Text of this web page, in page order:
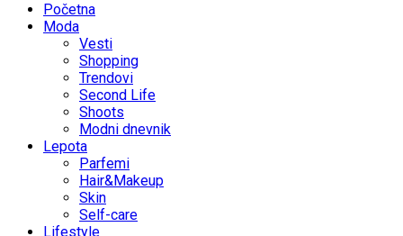
Početna
Moda
Vesti
Shopping
Trendovi
Second Life
Shoots
Modni dnevnik
Lepota
Parfemi
Hair&Makeup
Skin
Self-care
Lifestyle